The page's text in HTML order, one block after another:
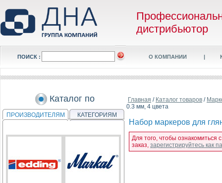
дистрибьютор
ПОИСК : О КОМПАНИИ |
Каталог по
ПРОИЗВОДИТЕЛЯМ КАТЕГОРИЯМ
Главная / Каталог товаров /
0.3 мм, 4 цвета
Набор мaркеров для
Для того, чтобы ознакомиться
заказ, зарегистрируйтесь как